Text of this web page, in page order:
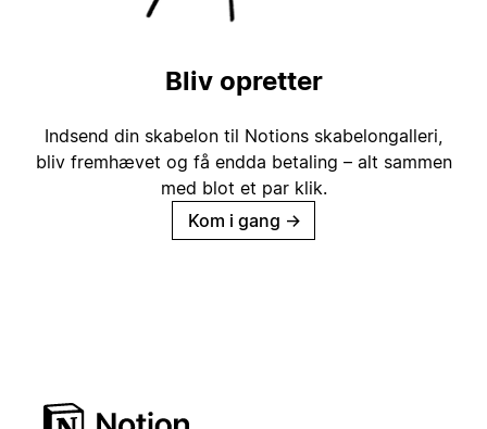
Bliv opretter
Indsend din skabelon til Notions skabelongalleri,
bliv fremhævet og få endda betaling – alt sammen
med blot et par klik.
Kom i gang →